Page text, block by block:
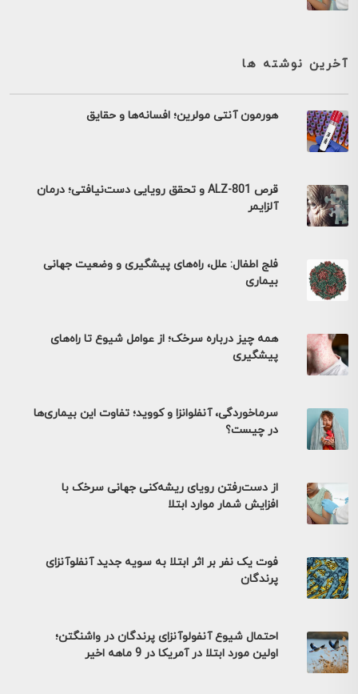
آخرین نوشته ها
هورمون آنتی مولرین؛ افسانه‌ها و حقایق
قرص ALZ-801 و تحقق رویایی دست‌نیافتی؛ درمان
آلزایمر
فلج اطفال: علل، راه‌های پیشگیری و وضعیت جهانی
بیماری
همه چیز درباره سرخک؛ از عوامل شیوع تا راه‌های
پیشگیری
سرماخوردگی، آنفلوانزا و کووید؛ تفاوت این بیماری‌ها
در چیست؟
از دست‌رفتن رویای ریشه‌کنی جهانی سرخک با
افزایش شمار موارد ابتلا
فوت یک نفر بر اثر ابتلا به سویه جدید آنفلوآنزای
پرندگان
احتمال شیوع آنفولوآنزای پرندگان در واشنگتن؛
اولین مورد ابتلا در آمریکا در 9 ماهه اخیر